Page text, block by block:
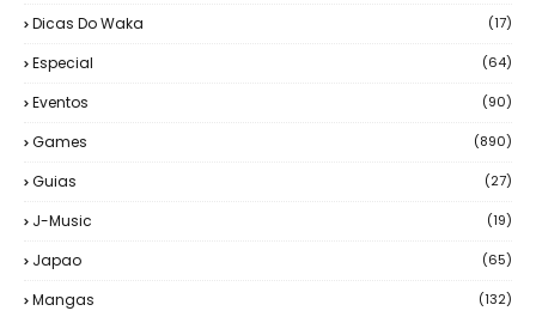
Dicas Do Waka (17)
Especial (64)
Eventos (90)
Games (890)
Guias (27)
J-Music (19)
Japao (65)
Mangas (132)